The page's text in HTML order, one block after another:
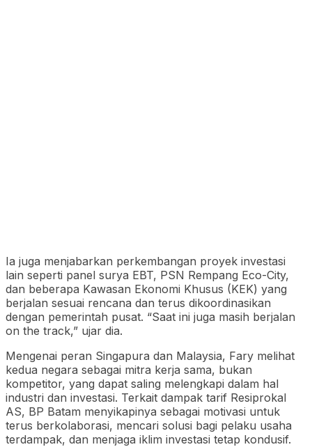
Ia juga menjabarkan perkembangan proyek investasi
lain seperti panel surya EBT, PSN Rempang Eco-City,
dan beberapa Kawasan Ekonomi Khusus (KEK) yang
berjalan sesuai rencana dan terus dikoordinasikan
dengan pemerintah pusat. “Saat ini juga masih berjalan
on the track,” ujar dia.
Mengenai peran Singapura dan Malaysia, Fary melihat
kedua negara sebagai mitra kerja sama, bukan
kompetitor, yang dapat saling melengkapi dalam hal
industri dan investasi. Terkait dampak tarif Resiprokal
AS, BP Batam menyikapinya sebagai motivasi untuk
terus berkolaborasi, mencari solusi bagi pelaku usaha
terdampak, dan menjaga iklim investasi tetap kondusif.